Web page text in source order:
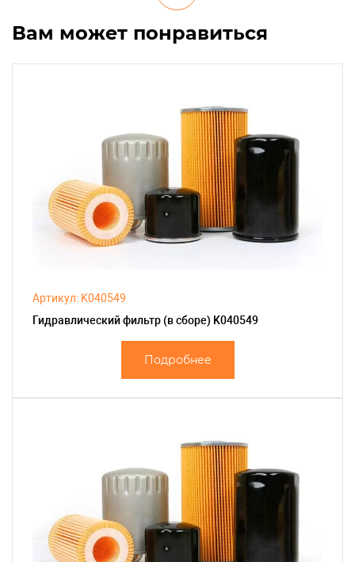
Вам может понравиться
Артикул: K040549
Гидравлический фильтр (в сборе) K040549
Подробнее